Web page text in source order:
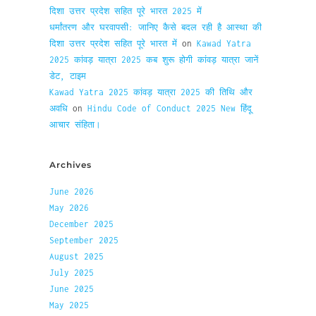
दिशा उत्तर प्रदेश सहित पूरे भारत 2025 में
धर्मांतरण और घरवापसी: जानिए कैसे बदल रही है आस्था की
दिशा उत्तर प्रदेश सहित पूरे भारत में on Kawad Yatra
2025 कांवड़ यात्रा 2025 कब शुरू होगी कांवड़ यात्रा जानें
डेट, टाइम
Kawad Yatra 2025 कांवड़ यात्रा 2025 की तिथि और
अवधि on Hindu Code of Conduct 2025 New हिंदू
आचार संहिता।
Archives
June 2026
May 2026
December 2025
September 2025
August 2025
July 2025
June 2025
May 2025